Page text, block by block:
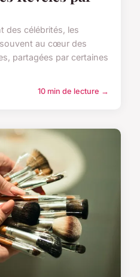
des célébrités, les
au cœur des
partagées par certaines
10 min de lecture →